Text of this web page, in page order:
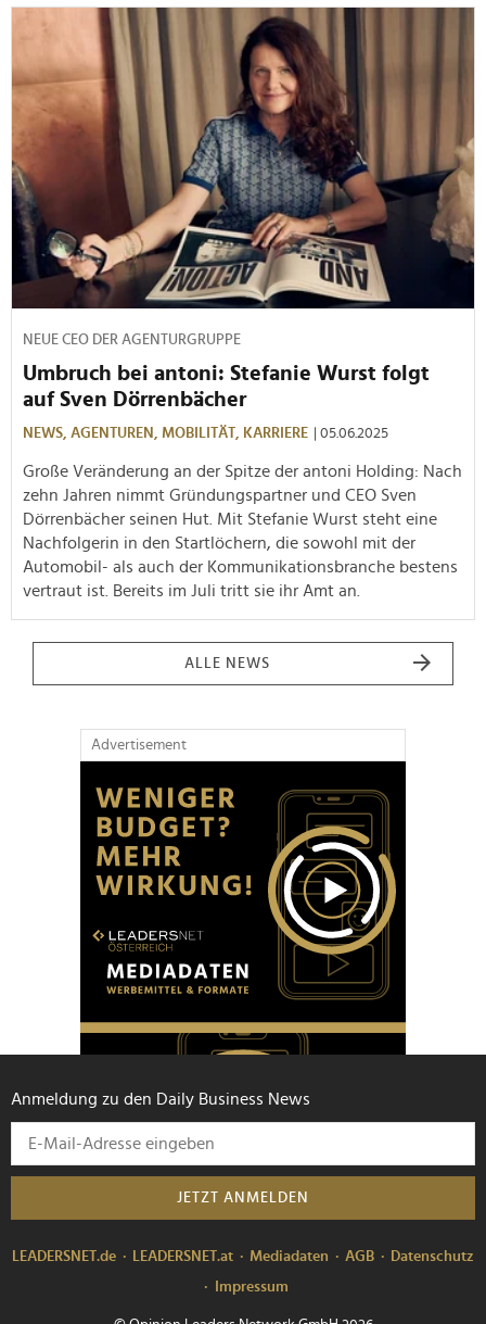
NEUE CEO DER AGENTURGRUPPE
Umbruch bei antoni: Stefanie Wurst folgt
auf Sven Dörrenbächer
NEWS, AGENTUREN, MOBILITÄT, KARRIERE | 05.06.2025
Große Veränderung an der Spitze der antoni Holding: Nach
zehn Jahren nimmt Gründungspartner und CEO Sven
Dörrenbächer seinen Hut. Mit Stefanie Wurst steht eine
Nachfolgerin in den Startlöchern, die sowohl mit der
Automobil- als auch der Kommunikationsbranche bestens
vertraut ist. Bereits im Juli tritt sie ihr Amt an.
ALLE NEWS
Advertisement
Anmeldung zu den Daily Business News
JETZT ANMELDEN
LEADERSNET.de LEADERSNET.at Mediadaten AGB
Datenschutz
Impressum